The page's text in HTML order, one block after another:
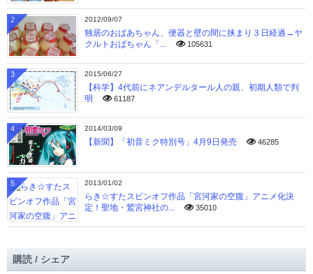
2012/09/07
独居のおばあちゃん、便器と壁の間に挟まり３日経過→ヤ
クルトおばちゃん「...
105631
2
2015/06/27
【科学】4代前にネアンデルタール人の親、初期人類で判
明
61187
3
2014/03/09
【新聞】「初音ミク特別号」4月9日発売 46285
4
2013/01/02
らき☆すたスピンオフ作品「宮河家の空腹」アニメ化決
定！聖地・鷲宮神社の...
35010
5
購読 / シェア